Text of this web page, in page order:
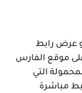
عرض رابط
موقع الفارس
التي
مباشرة